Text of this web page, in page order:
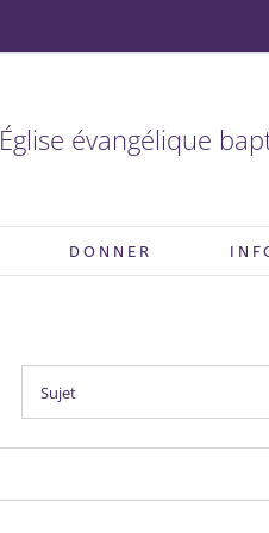
Église évangélique
DONNER